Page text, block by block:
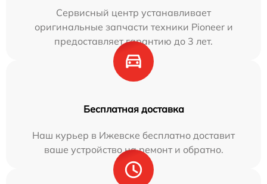
Сервисный центр устанавливает
оригинальные запчасти техники Pioneer и
предоставляет гарантию до 3 лет.
Бесплатная доставка
Наш курьер в Ижевске бесплатно доставит
ваше устройство на ремонт и обратно.